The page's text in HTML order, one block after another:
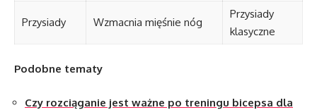
Przysiady Wzmacnia mięśnie nóg
Przysiady
klasyczne
Podobne tematy
Czy rozciąganie jest ważne po treningu bicepsa dla